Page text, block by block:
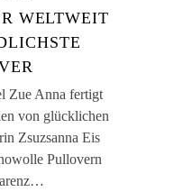
WELTWEIT
Zue Anna fertigt
von glücklichen
Zsuzsanna Eis
Pullovern